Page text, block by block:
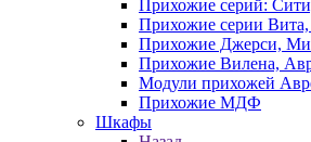
Прихожие серий:
Прихожие серии
Прихожие Джерси,
Прихожие Вилена,
Модули прихожей
Прихожие МДФ
Шкафы